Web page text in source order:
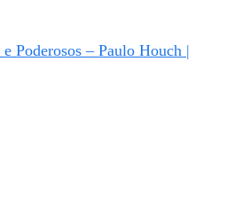
Poderosos – Paulo Houch |